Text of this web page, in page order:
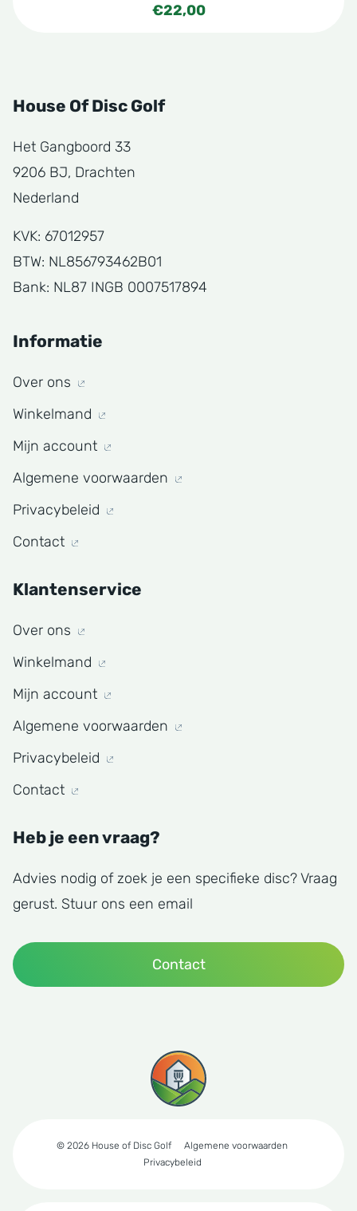
€22,00
House Of Disc Golf
Het Gangboord 33
9206 BJ, Drachten
Nederland
KVK: 67012957
BTW: NL856793462B01
Bank: NL87 INGB 0007517894
Informatie
Over ons
Winkelmand
Mijn account
Algemene voorwaarden
Privacybeleid
Contact
Klantenservice
Over ons
Winkelmand
Mijn account
Algemene voorwaarden
Privacybeleid
Contact
Heb je een vraag?
Advies nodig of zoek je een specifieke disc? Vraag
gerust. Stuur ons een email
Contact
© 2026 House of Disc Golf
Algemene voorwaarden
Privacybeleid